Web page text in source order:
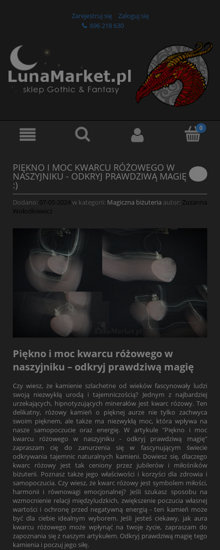
Zarejestruj się
Zaloguj się
696 218 630
PIĘKNO I MOC KWARCU RÓŻOWEGO W
NASZYJNIKU - ODKRYJ PRAWDZIWĄ MAGIĘ
:)
Dodano: 07-05-2024w kategorii: Magiczna biżuteria autor: Zuzanna
Wołodkiewicz
Piękno i moc kwarcu różowego w
naszyjniku – odkryj prawdziwą magię
Czy wiesz, że kamienie szlachetne od wieków fascynowały ludzi
swoją niezwykłą urodą i tajemniczością? Jednym z najbardziej
urzekających, hipnotyzujących minerałów jest kwarc różowy. Ten
delikatny, różowy kamień o pięknej aurze nie tylko zachwyca
swoim pięknem, ale także ma niezwykłą moc, która wpływa na
nasze samopoczucie oraz energię. W artykule "Piękno i moc
kwarcu różowego w naszyjniku - odkryj prawdziwą magię"
zapraszam cię do zanurzenia się w fascynującym świecie
odkrywania tajemnic naturalnych kamieni. Dowiesz się, dlaczego
kwarc różowy jest tak ceniony przez jubilerów i miłośników
biżuterii. Poznasz także jego właściwości i korzyści dla zdrowia i
samopoczucia. Czy wiesz, że kwarc różowy jest symbolem miłości,
harmonii i równowagi emocjonalnej? Jeśli szukasz sposobu na
wzmocnienie relacji międzyludzkich, zwiększenie poczucia własnej
wartości i ochronę przed negatywną energią - ten kamień może
być dla ciebie idealnym wyborem. Jeśli jesteś ciekawy, jak aura
kwarcu różowego może wpłynąć na twoje życie, zapraszam do
zapoznania się z naszym artykułem. Odkryj prawdziwą magię tego
kamienia i poczuj jego siłę.